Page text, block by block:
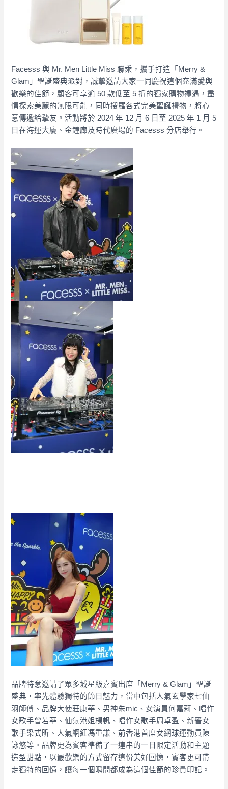
Facesss 與 Mr. Men Little Miss 聯乘，攜手打造「Merry &
Glam」聖誕盛典派對，誠摯邀請大家一同慶祝這個充滿愛與
歡樂的佳節，顧客可享逾 50 款低至 5 折的獨家購物禮遇，盡
情探索美麗的無限可能，同時搜羅各式完美聖誕禮物，將心
意傳遞給摯友。活動將於 2024 年 12 月 6 日至 2025 年 1 月 5
日在海運大廈、金鐘廊及時代廣場的 Facesss 分店舉行。
品牌特意邀請了眾多城星級嘉賓出席「Merry & Glam」聖誕
盛典，率先體驗獨特的節日魅力，當中包括人氣玄學家七仙
羽師傅、品牌大使莊康華、男神朱mic、女演員何嘉莉、唱作
女歌手曾若華、仙氣港姐楊帆、唱作女歌手周卓盈、新晉女
歌手梁式昕、人氣網紅馮重謙、前香港首席女網球運動員陳
詠悠等。 品牌更為賓客準備了一連串的一日限定活動和主題
造型甜點，以最歡樂的方式留存這份美好回憶，賓客更可帶
走獨特的回憶，讓每一個瞬間都成為這個佳節的珍貴印記。